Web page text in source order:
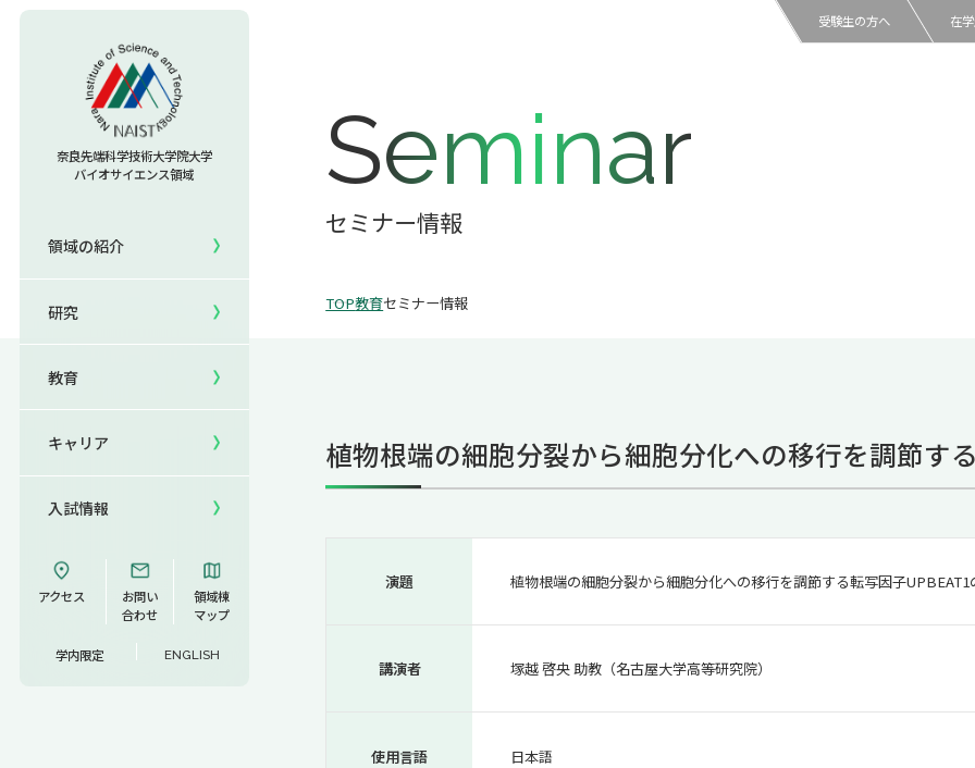
奈良先端科学技術大学院大学
バイオサイエンス領域
領域の紹介
領域長あいさつ
研究 教員一覧
NAIST Edge BIO
教育
研究室への配属
UCDオンラインゼミナール
キャリア
就職実績
入試情報
研究＆授業
保護者の方へ
アクセス
お問い
合わせ
領域棟
マップ
学内限定 ENGLISH
受験生の方へ 在
Seminar
セミナー情報
TOP教育セミナー情報
植物根端の細胞分裂から細胞分化への移行を調節す
演題 植物根端の細胞分裂から細胞分化への移行を調節する転写因子UPBEAT1
講演者 塚越 啓央 助教（名古屋大学高等研究院）
使用言語 日本語